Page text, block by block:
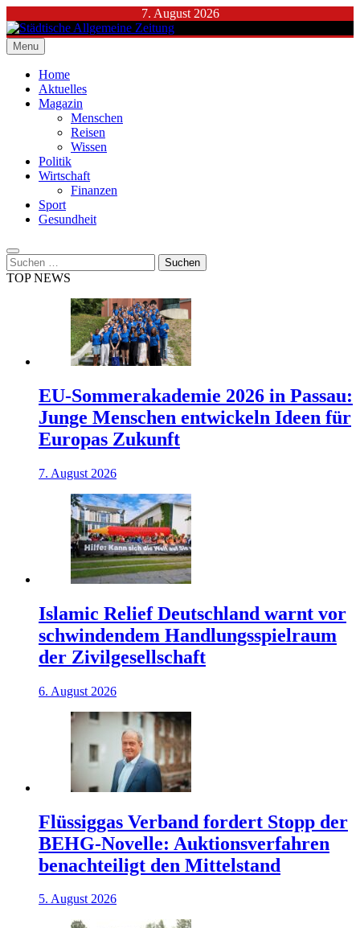
to
content
7. August 2026
Städtische Allgemeine Zeitung
Menu
Home
Aktuelles
Magazin
Menschen
Reisen
Wissen
Politik
Wirtschaft
Finanzen
Sport
Gesundheit
Suchen
nach:
TOP NEWS
EU-Sommerakademie 2026 in Passau:
Junge Menschen entwickeln Ideen für
Europas Zukunft
7. August 2026
Islamic Relief Deutschland warnt vor
schwindendem Handlungsspielraum
der Zivilgesellschaft
6. August 2026
Flüssiggas Verband fordert Stopp der
BEHG-Novelle: Auktionsverfahren
benachteiligt den Mittelstand
5. August 2026